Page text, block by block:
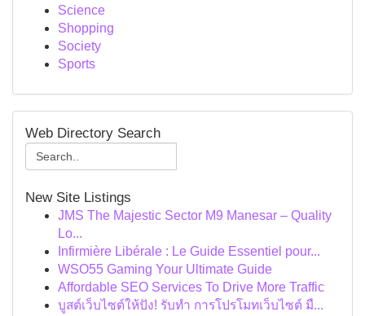
Science
Shopping
Society
Sports
Web Directory Search
New Site Listings
JMS The Majestic Sector M9 Manesar – Quality
Lo...
Infirmière Libérale : Le Guide Essentiel pour...
WSO55 Gaming Your Ultimate Guide
Affordable SEO Services To Drive More Traffic
บูสต์เว็บไซต์ให้ปัง! รับทำ การโปรโมทเว็บไซต์ มื...